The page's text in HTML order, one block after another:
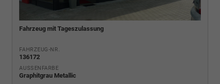
Fahrzeug mit Tageszulassung
FAHRZEUG-NR.
136172
AUSSENFARBE
Graphitgrau Metallic